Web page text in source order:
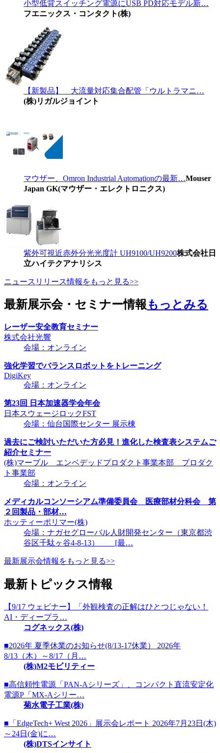
小型低背スイッチング電源にUSB PD対応モデル新…
フエニックス・コンタクト(株)
【新製品】 大流量対応集合配管「ウルトラマニ…
(株)リガルジョイント
マウザー、Omron Industrial Automationの最新…Mouser
Japan GK(マウザー・エレクトロニクス)
紫外可視近赤外分光光度計 UH9100/UH9200株式会社日
立ハイテクアナリシス
ニュースリリース情報をもっと見る>>
最新展示会・セミナー情報もっとみる
レーザー安全教育セミナー
株式会社光響
会場：オンライン
強化学習でバランスロボットをトレーニング
DigiKey
会場：オンライン
第23回 日本加速器学会年会
日本スウェージロックFST
会場：仙台国際センター 展示棟
過去にご検討いただいた方必見！進化した検査表システムご
紹介セミナー
(株)マーブル エンベデッドプロダクト事業本部 プロダク
ト事業部
会場：オンライン
メディカルコンソーシアム準備委員会 医療部材分科会 第
２回製品・部材…
ホッティーポリマー(株)
会場：ナガセグローバル人財開発センター（東京都渋
谷区千駄ヶ谷4-8-13） [最…
最新展示会情報をもっと見る>>
最新トピックス情報
【9/17 ウェビナー】「外観検査の正解はひとつじゃない！
AI・ディープラ…
コグネックス(株)
■2026年 夏季休業のお知らせ(8/13-17休業） 2026年
8/13（木）～8/17（月…
(株)M2モビリティー
■高信頼性電源「PAN-Aシリーズ」、コンパクト直流安定化
電源P「MX-Aシリー…
菊水電子工業(株)
■「EdgeTech+ West 2026」展示会レポート 2026年7月23日(木)
～24日(金)に…
(株)DTSインサイト